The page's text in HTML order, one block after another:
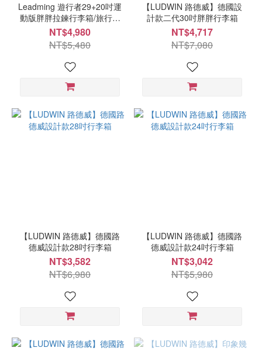
Leadming 遊行者29+20吋運
動版胖胖拉鍊行李箱/旅行箱
(避震煞車、杯架、USB外充
設計)
NT$4,980
NT$5,480
【LUDWIN 路德威】德國設
計款二代30吋胖胖行李箱
NT$4,717
NT$7,080
【LUDWIN 路德威】德國路
德威設計款28吋行李箱
NT$3,582
NT$6,980
【LUDWIN 路德威】德國路
德威設計款24吋行李箱
NT$3,042
NT$5,980